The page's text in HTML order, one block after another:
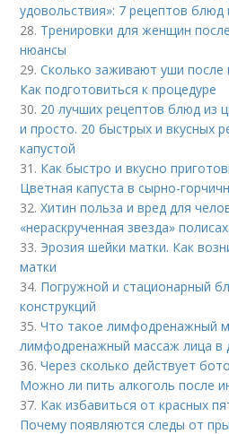
удовольствия»: 7 рецептов блюд
28. Тренировки для женщин
нюансы
29.Сколько заживают уши после
Как подготовиться к процедуре
30. 20 лучших рецептов блюд из
и просто. 20 быстрых и вкусных
капустой
31. Как быстро и вкусно
Цветная капуста в сырно-
32.Хитин польза и вред для
«нераскрученная звезда»
33. Эрозия шейки матки. Как
матки
34. Погружной и стационарный
конструкций
35.Что такое лимфодренажный
лимфодренажный массаж лица в
36.Через сколько действует
Можно ли пить алкоголь после
37. Как избавиться от красных
Почему появляются следы от